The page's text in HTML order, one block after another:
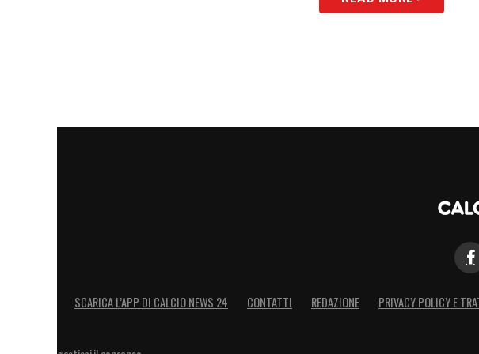
SCARICA L’APP DI CALCIO NEWS 24 CONTATTI REDAZIONE PRIVACY POLICY E